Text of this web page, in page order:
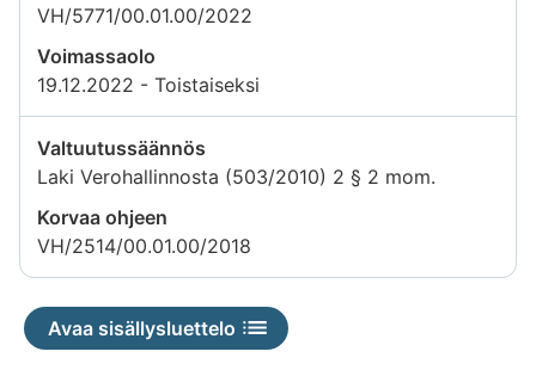
VH/5771/00.01.00/2022
Voimassaolo
19.12.2022 - Toistaiseksi
Valtuutussäännös
Laki Verohallinnosta (503/2010) 2 § 2 mom.
Korvaa ohjeen
VH/2514/00.01.00/2018
Avaa sisällysluettelo